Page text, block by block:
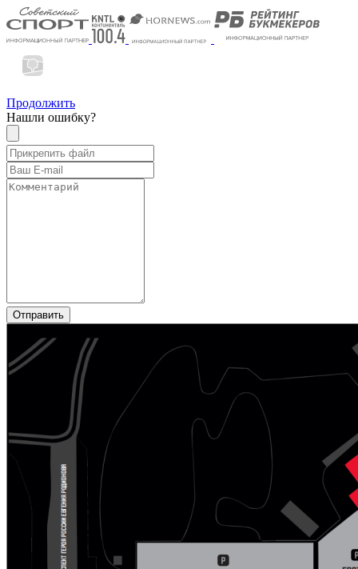
Продолжить
Нашли ошибку?